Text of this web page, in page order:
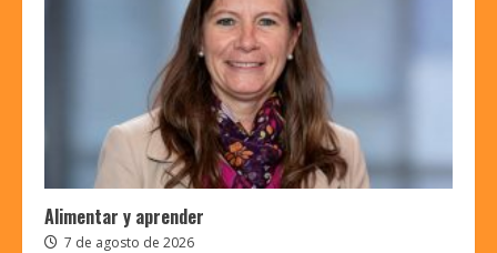
Alimentar y aprender
7 de agosto de 2026